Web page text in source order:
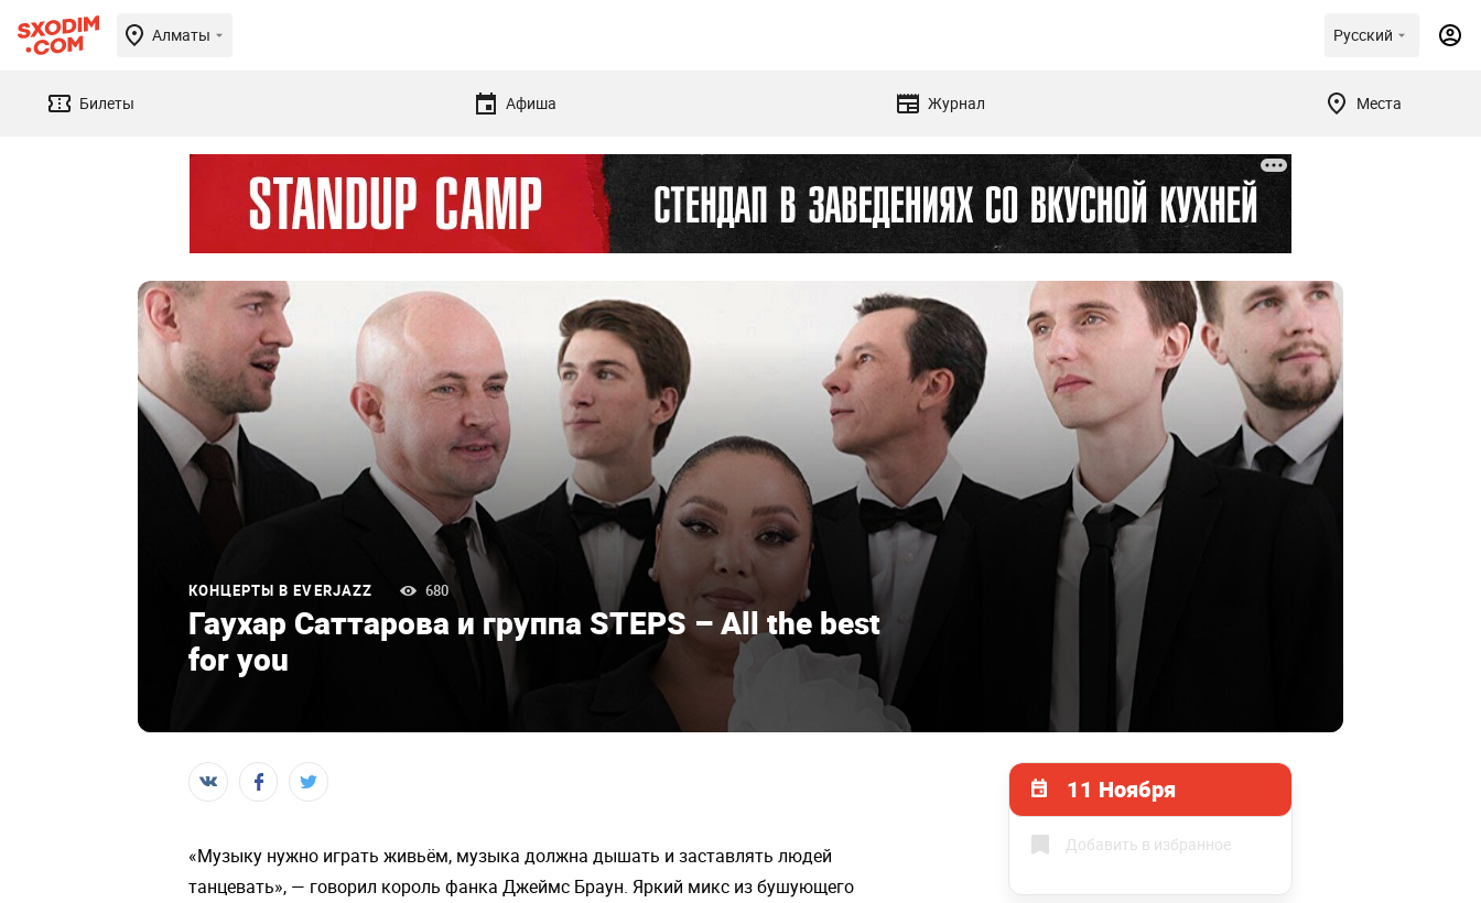
Алматы Русский
Билеты Афиша Журнал Места
КОНЦЕРТЫ В EVERJAZZ 680
Гаухар Саттарова и группа STEPS – All the best
for you
11 Ноября
Добавить в избранное
«Музыку нужно играть живьём, музыка должна дышать и заставлять людей
танцевать», — говорил король фанка Джеймс Браун. Яркий микс из бушующего